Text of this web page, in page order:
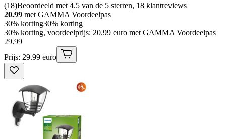
(18)Beoordeeld met 4.5 van de 5 sterren, 18 klantreviews
20.99 met GAMMA Voordeelpas
30% korting30% korting
30% korting, voordeelprijs: 20.99 euro met GAMMA Voordeelpas
29.99
Prijs: 29.99 euro